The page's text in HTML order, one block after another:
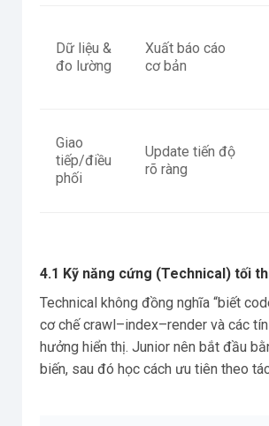
Dữ liệu &
đo lường
Xuất báo cáo
cơ bản
Giao
tiếp/điều
phối
Update tiến độ
rõ ràng
4.1 Kỹ năng cứng (Technical) tối
Technical không đồng nghĩa “biết
cơ chế crawl–index–render và các tín
hưởng hiển thị. Junior nên bắt đầu
biến, sau đó học cách ưu tiên theo